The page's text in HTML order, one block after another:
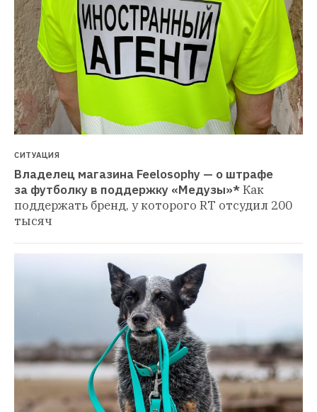
СИТУАЦИЯ
Владелец магазина Feelosophy — о штрафе
за футболку в поддержку «Медузы»*Как
поддержать бренд, у которого RT отсудил 200
тысяч